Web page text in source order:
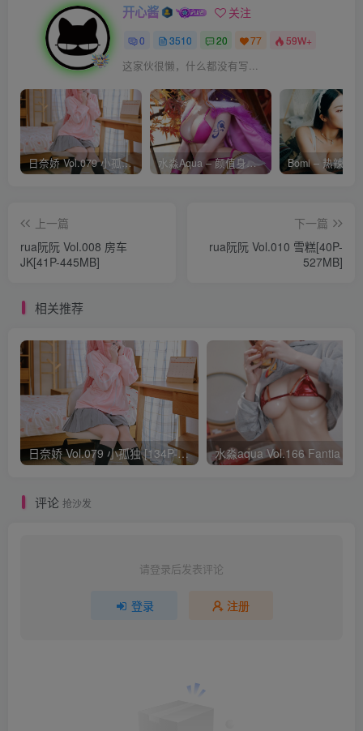
开心酱 关注
0 3510 20 77 59W+
这家伙很懒，什么都没有写...
日奈娇 Vol.079 小孤独 [134P-1.84GB] 水淼Aqua – 颜值身材双在线 火爆日本 Cos写真作品合集
上一篇
rua阮阮 Vol.008 房车
JK[41P-445MB]
下一篇
rua阮阮 Vol.010 雪糕[40P-
527MB]
相关推荐
日奈娇 Vol.079 小孤独 [134P-1.84GB]
评论 抢沙发
请登录后发表评论
登录 注册